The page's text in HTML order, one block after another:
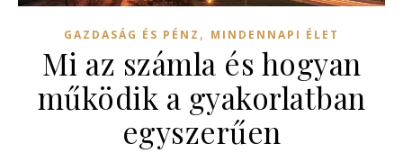
GAZDASÁG ÉS PÉNZ , MINDENNAPI ÉLET
Mi az számla és hogyan
működik a gyakorlatban
egyszerűen